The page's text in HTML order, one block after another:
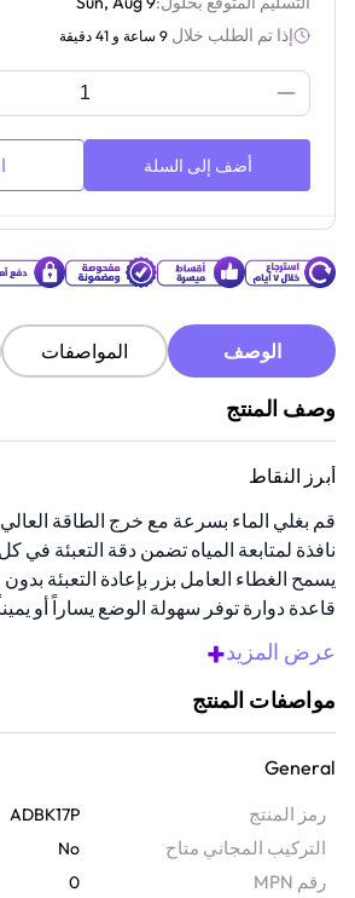
إذا تم الطلب خلال 9 ساعة و 41 دقيقة
أضف إلى السلة
الوصف المواصفات
وصف المنتج
أبرز النقاط
قم بغلي الماء بسرعة مع خرج الطاقة العالي
نافذة لمتابعة المياه تضمن دقة التعبئة في
يسمح الغطاء العامل بزر بإعادة التعبئة بدون
قاعدة دوارة توفر سهولة الوضع يساراً أو
خامات متينة تضمن استخدامًا طويل الأمد
عرض المزيد+
مواصفات المنتج
General
رمز المنتج ADBK17P
التركيب المجاني متاح No
رقم MPN 0